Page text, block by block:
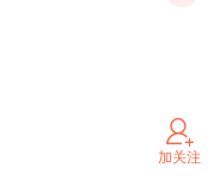
加关注